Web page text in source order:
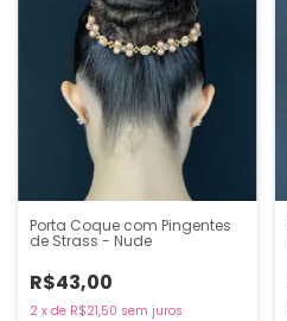
Porta Coque com Pingentes
de Strass - Nude
R$43,00
2 x de R$21,50 sem juros